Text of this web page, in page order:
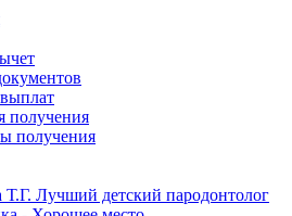
получения
получения
Лучший детский пародонтолог